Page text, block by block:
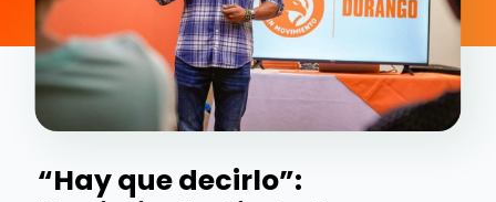
“Hay que decirlo”: